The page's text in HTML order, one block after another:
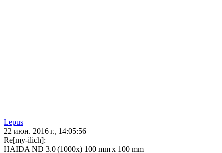
Lepus
22 июн. 2016 г., 14:05:56
Re[my-ilich]:
HAIDA ND 3.0 (1000x) 100 mm x 100 mm